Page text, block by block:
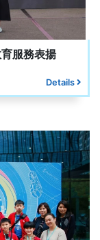
服務表揚
Details